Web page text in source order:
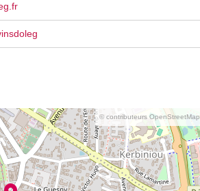
© contributeurs OpenStreetMap